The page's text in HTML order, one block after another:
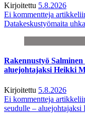
Kirjoitettu 5.8.2026
Ei kommentteja
Datakeskustyömaita
Rakennustyö
aluejohtajaksi Heikki
Kirjoitettu 5.8.2026
Ei kommentteja
seudulle –